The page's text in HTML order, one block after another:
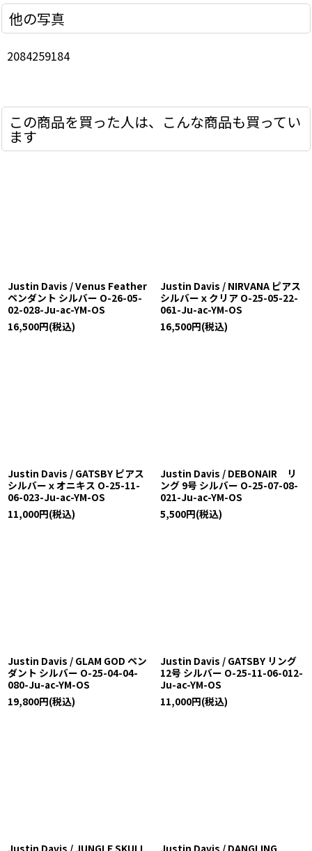
他の写真
2084259184
この商品を買った人は、こんな商品も買ってい
ます
Justin Davis / Venus Feather
ペンダント シルバー O-26-05-
02-028-Ju-ac-YM-OS
16,500円(税込)
Justin Davis / NIRVANA ピアス
シルバーｘクリア O-25-05-22-
061-Ju-ac-YM-OS
16,500円(税込)
Justin Davis / GATSBY ピアス
シルバーｘオニキス O-25-11-
06-023-Ju-ac-YM-OS
11,000円(税込)
Justin Davis / DEBONAIR リ
ング 9号 シルバー O-25-07-08-
021-Ju-ac-YM-OS
5,500円(税込)
Justin Davis / GLAM GOD ペン
ダント シルバー O-25-04-04-
080-Ju-ac-YM-OS
19,800円(税込)
Justin Davis / GATSBY リング
12号 シルバー O-25-11-06-012-
Ju-ac-YM-OS
11,000円(税込)
Justin Davis / JUNGLE SKULL Justin Davis / DANGLING